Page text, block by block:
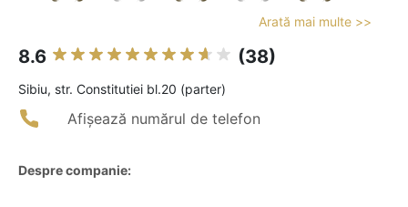
Arată mai multe >>
8.6 (38)
Sibiu, str. Constitutiei bl.20 (parter)
Afișează numărul de telefon
Despre companie: